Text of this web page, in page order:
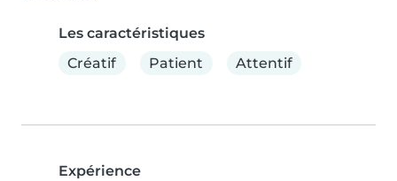
Les caractéristiques
Créatif
Patient Attentif
Expérience